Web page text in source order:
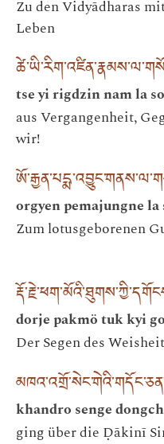
Zu den Vidyādharas
Leben
tse yi rigdzin nam la
aus Vergangenheit,
wir!
orgyen pemajungne la
Zum lotusgeborenen
dorje pakmö tuk kyi
Der Segen des
khandro senge
ging über die Ḍākinī